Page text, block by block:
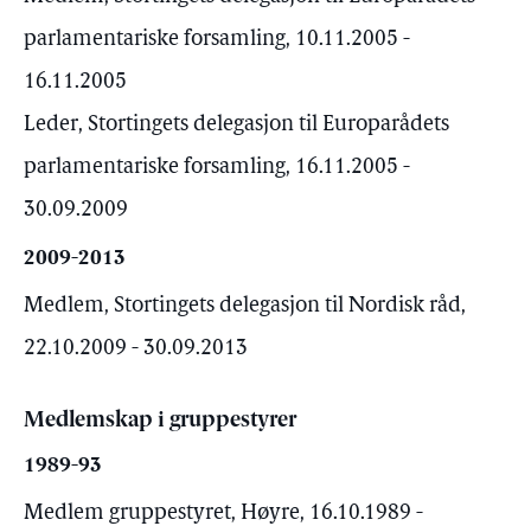
parlamentariske forsamling, 10.11.2005 -
16.11.2005
Leder, Stortingets delegasjon til Europarådets
parlamentariske forsamling, 16.11.2005 -
30.09.2009
2009-2013
Medlem, Stortingets delegasjon til Nordisk råd,
22.10.2009 - 30.09.2013
Medlemskap i gruppestyrer
1989-93
Medlem gruppestyret, Høyre, 16.10.1989 -